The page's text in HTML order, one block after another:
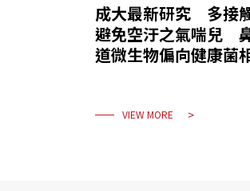
成大最新研究 多接
避免空汙之氣喘兒
道微生物偏向健康菌
VIEW MORE